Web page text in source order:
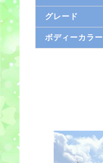
グレード
ボディーカラー